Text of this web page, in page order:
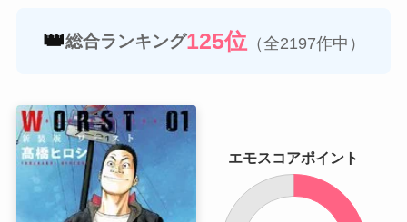
👑総合ランキング125位（全2197作中）
エモスコアポイント